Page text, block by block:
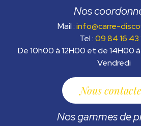
Nos
Mail :info@carre-
Tel :09 84 16 43
De 10h00 à 12H00 et de 14H00
Vendredi
Nous
Nos gammes de